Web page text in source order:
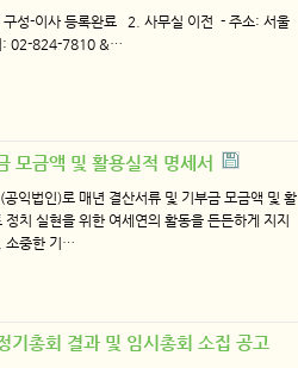
구성-이사 등록완료 2. 사무실 이전 - 주소: 서울
: 02-824-7810 &…
모금액 및 활용실적 명세서
익법인)로 매년 결산서류 및 기부금 모금액 및 활
치 실현을 위한 여세연의 활동을 든든하게 지지
소중한 기…
총회 결과 및 임시총회 소집 공고